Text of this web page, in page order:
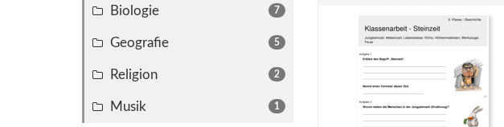
7
Biologie
5
Geografie
2
Religion
1
Musik